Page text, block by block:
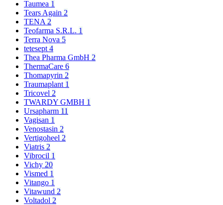
Taumea 1
Tears Again 2
TENA 2
Teofarma S.R.L. 1
Terra Nova 5
tetesept 4
Thea Pharma GmbH 2
ThermaCare 6
Thomapyrin 2
Traumaplant 1
Tricovel 2
TWARDY GMBH 1
Ursapharm 11
Vagisan 1
Venostasin 2
Vertigoheel 2
Viatris 2
Vibrocil 1
Vichy 20
Vismed 1
Vitango 1
Vitawund 2
Voltadol 2